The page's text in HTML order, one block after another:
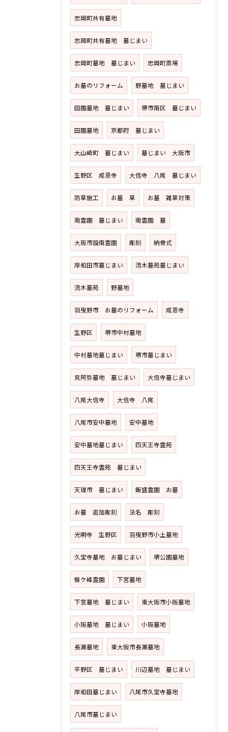
忠岡町共有墓地
忠岡町共有墓地 墓じまい
忠岡町墓地 墓じまい 忠岡町斎場
お墓のリフォーム 野墓地 墓じまい
田園墓地 墓じまい 堺市南区 墓じまい
田園墓地 京都府 墓じまい
大山崎町 墓じまい 墓じまい 大阪市
生野区 成恩寺 大信寺 八尾 墓じまい
防草施工 お墓 草 お墓 雑草対策
南霊園 墓じまい 南霊園 墓
大阪市設南霊園 彫刻 納骨式
岸和田市墓じまい 流木墓苑墓じまい
流木墓苑 野墓地
羽曳野市 お墓のリフォーム 成恩寺
生野区 堺市中村墓地
中村墓地墓じまい 堺市墓じまい
見阿弥墓地 墓じまい 大信寺墓じまい
八尾大信寺 大信寺 八尾
八尾市安中墓地 安中墓地
安中墓地墓じまい 四天王寺霊苑
四天王寺霊苑 墓じまい
天理市 墓じまい 飯盛霊園 お墓
お墓 追加彫刻 法名 彫刻
光明寺 生野区 羽曳野市小土墓地
久宝寺墓地 お墓じまい 堺公園墓地
蜂ケ峰霊園 下宮墓地
下宮墓地 墓じまい 東大阪市小阪墓地
小阪墓地 墓じまい 小阪墓地
長瀬墓地 東大阪市長瀬墓地
平野区 墓じまい 川辺墓地 墓じまい
岸和田墓じまい 八尾市久宝寺墓地
八尾市墓じまい